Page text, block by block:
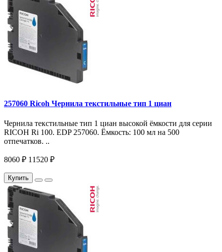
257060 Ricoh Чернила текстильные тип 1 циан
Чернила текстильные тип 1 циан высокой ёмкости для серии
RICOH Ri 100. EDP 257060. Ёмкость: 100 мл на 500
отпечатков. ..
8060 ₽ 11520 ₽
Купить